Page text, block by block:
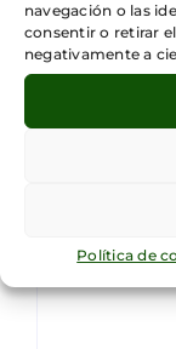
navegación o las
consentir o retirar
negativamente a
Política de
Deja tu